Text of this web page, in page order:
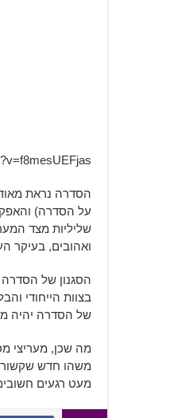
הסדרה נראת
על הסדרה)
שליליות מצד
ואהובים, בעיקר
הסגנון של
בצוות הייחודי
של הסדרה יהיה
מה שכן, מעריצי
משהו חדש שקשור
מעט רגעים